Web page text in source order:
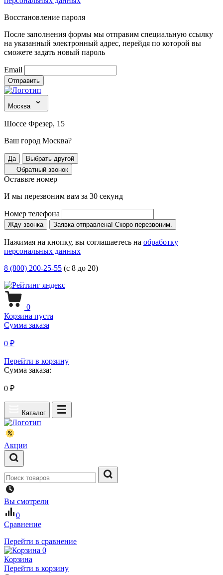
Восстановление пароля
После заполнения формы мы отправим специальную ссылку
на указанный электронный адрес, перейдя по которой вы
сможете задать новый пароль
Email
Отправить
Москва
Шоссе Фрезер, 15
Ваш город Москва?
Да
Выбрать другой
Обратный звонок
Оставьте номер
И мы перезвоним вам за 30 секунд
Номер телефона
Жду звонка Заявка отправлена! Скоро перезвоним.
Нажимая на кнопку, вы соглашаетесь на обработку
персональных данных
8 (800) 200-25-55 (с 8 до 20)
0
Корзина пуста
Сумма заказа
0 ₽
Перейти в корзину
Сумма заказа:
0 ₽
Каталог
Акции
Вы смотрели
0
Сравнение
Перейти в сравнение
0
Корзина
Перейти в корзину